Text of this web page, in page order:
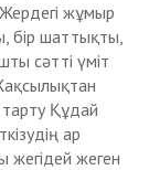
жұмыр
бір шаттықты,
сәтті үміт
Құдай
ар
жегідей жеген